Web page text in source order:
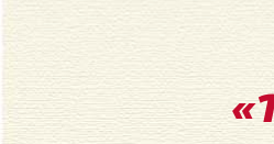
содержанию